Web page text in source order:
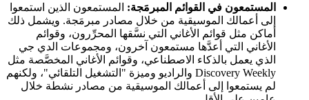
المستمعون في القوائم المبرمَجة: المستمعون الذين استمعوا
إلى أعمالك الموسيقية من خلال مصادر مبرمَجة. ويشمل ذلك
أماكن مثل قوائم الأغاني التي نسَّقها المحرِّرون، وقوائم
الأغاني التي أعدَّها مستمعون آخرون، ومجموعات الدي جي
الذي يعمل بالذكاء الاصطناعي، وقوائم الأغاني المخصَّصة مثل
Discovery Weekly والراديو وميزة "التشغيل التلقائي"، ولكنهم
لم يستمعوا إلى أعمالك الموسيقية من مصادر نشطة خلال